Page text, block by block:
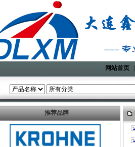
网站首页
推荐品牌